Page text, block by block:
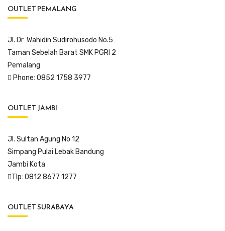
OUTLET PEMALANG
Jl. Dr Wahidin Sudirohusodo No.5
Taman Sebelah Barat SMK PGRI 2
Pemalang
Phone: 0852 1758 3977
OUTLET JAMBI
Jl. Sultan Agung No 12
Simpang Pulai Lebak Bandung
Jambi Kota
Tlp: 0812 8677 1277
OUTLET SURABAYA